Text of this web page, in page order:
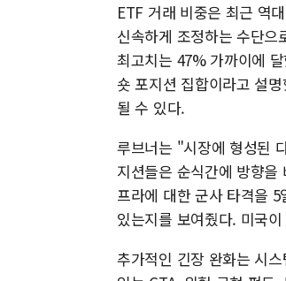
ETF 거래 비중은 최근 역
신속하게 조정하는 수단
최고치는 47% 가까이에
숏 포지션 집합이라고 설
될 수 있다.
루브너는 "시장에 형성된
지션들은 순식간에 방향
프라에 대한 군사 타격을
있는지를 보여줬다. 미국
추가적인 긴장 완화는 시